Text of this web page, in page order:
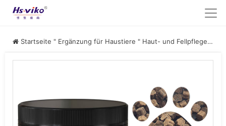
Startseite " Ergänzung für Haustiere " Haut- und Fellpflege für Haustiere